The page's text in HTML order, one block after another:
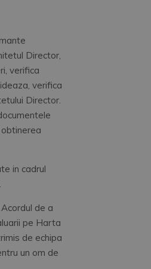
Director,
verifica
verifica
Director.
in cadrul
de a
pe Harta
de echipa
un om de